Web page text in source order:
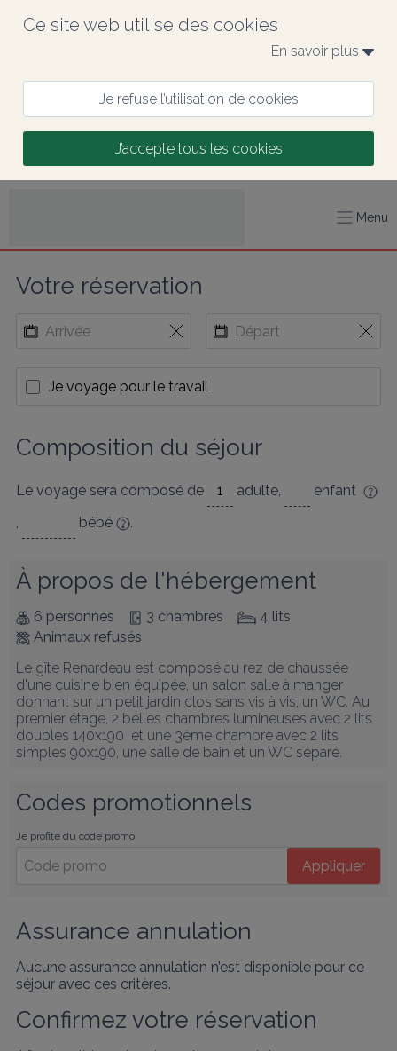
Ce site web utilise des cookies
En savoir plus
Je refuse l’utilisation de cookies
J’accepte tous les cookies
Menu
Votre réservation
Je voyage pour le travail
Composition du séjour
Le voyage sera composé de adulte,
enfant
,
bébé .
À propos de l'hébergement
6 personnes 3 chambres
4 lits
Animaux refusés
Le gîte Renardeau est composé au rez de chaussée
d'une cuisine bien équipée, un salon salle à manger
donnant sur un petit jardin clos sans vis à vis, un WC. Au
premier étage, 2 belles chambres lumineuses avec 2 lits
doubles 140x190  et une 3ème chambre avec 2 lits
simples 90x190, une salle de bain et un WC séparé.
Codes promotionnels
Je profite du code promo
Appliquer
Assurance annulation
Aucune assurance annulation n’est disponible pour ce
séjour avec ces critères.
Confirmez votre réservation